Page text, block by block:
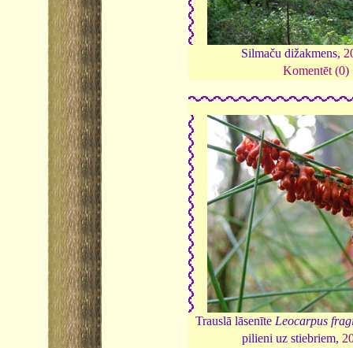
Silmaču dižakmens,
Komentēt (0)
Trauslā lāsenīte Leocarpus
pilieni uz stiebriem,